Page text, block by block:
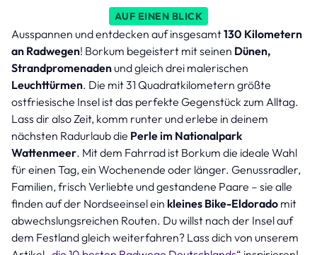
AUF EINEN BLICK
Ausspannen und entdecken auf insgesamt130 Kilometern
an Radwegen! Borkum begeistert mit seinen Dünen,
Strandpromenaden und gleich drei malerischen
Leuchttürmen. Die mit 31 Quadratkilometern größte
ostfriesische Insel ist das perfekte Gegenstück zum Alltag.
Lass dir also Zeit, komm runter und erlebe in deinem
nächsten Radurlaub die Perle im Nationalpark
Wattenmeer. Mit dem Fahrrad ist Borkum die ideale Wahl
für einen Tag, ein Wochenende oder länger. Genussradler,
Familien, frisch Verliebte und gestandene Paare – sie alle
finden auf der Nordseeinsel ein kleines Bike-Eldorado mit
abwechslungsreichen Routen. Du willst nach der Insel auf
dem Festland gleich weiterfahren? Lass dich von unserem